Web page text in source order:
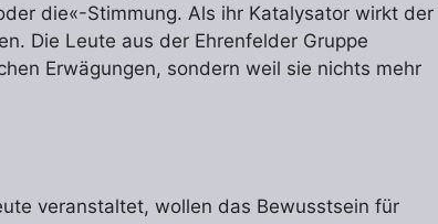
die«-Stimmung. Als ihr Katalysator wirkt der
Die Leute aus der Ehrenfelder Gruppe
Erwägungen, sondern weil sie nichts mehr
veranstaltet, wollen das Bewusstsein für